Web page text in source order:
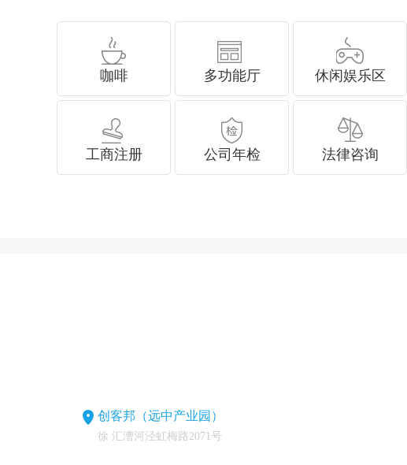
咖啡 多功能厅 休闲娱乐区
工商注册 公司年检 法律咨询
创客邦（远中产业园）
徐 汇漕河泾虹梅路2071号